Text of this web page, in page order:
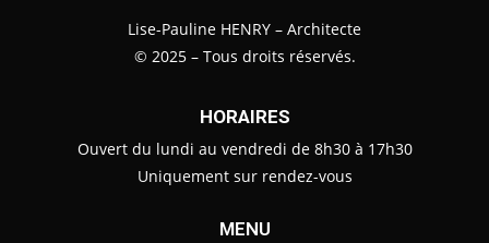
Lise-Pauline HENRY – Architecte
© 2025 – Tous droits réservés.
HORAIRES
Ouvert du lundi au vendredi de 8h30 à 17h30
Uniquement sur rendez-vous
MENU